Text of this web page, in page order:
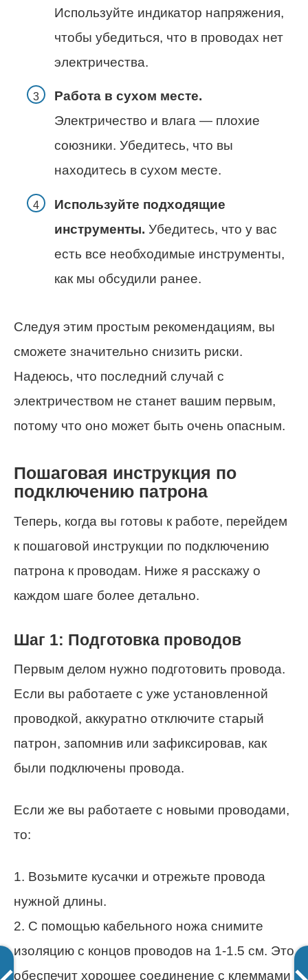
Используйте индикатор напряжения,
чтобы убедиться, что в проводах нет
электричества.
Работа в сухом месте.
Электричество и влага — плохие
союзники. Убедитесь, что вы
находитесь в сухом месте.
Используйте подходящие
инструменты. Убедитесь, что у вас
есть все необходимые инструменты,
как мы обсудили ранее.
Следуя этим простым рекомендациям, вы
сможете значительно снизить риски.
Надеюсь, что последний случай с
электричеством не станет вашим первым,
потому что оно может быть очень опасным.
Пошаговая инструкция по
подключению патрона
Теперь, когда вы готовы к работе, перейдем
к пошаговой инструкции по подключению
патрона к проводам. Ниже я расскажу о
каждом шаге более детально.
Шаг 1: Подготовка проводов
Первым делом нужно подготовить провода.
Если вы работаете с уже установленной
проводкой, аккуратно отключите старый
патрон, запомнив или зафиксировав, как
были подключены провода.
Если же вы работаете с новыми проводами,
то:
1. Возьмите кусачки и отрежьте провода
нужной длины.
2. С помощью кабельного ножа снимите
изоляцию с концов проводов на 1-1.5 см. Это
обеспечит хорошее соединение с клеммами